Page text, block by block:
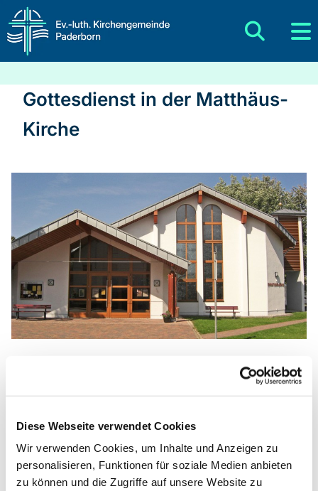
Diese Webseite verwendet Cookies
Wir verwenden Cookies, um Inhalte und Anzeigen zu
personalisieren, Funktionen für soziale Medien anbieten
zu können und die Zugriffe auf unsere Website zu
Gottesdienst in der Matthäus-
Kirche
Matthäus-Kirche, Rotheweg 63,
33102 Paderborn